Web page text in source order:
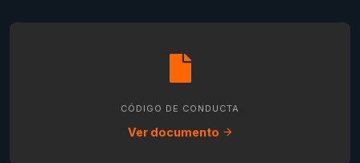
CÓDIGO DE CONDUCTA
Ver documento